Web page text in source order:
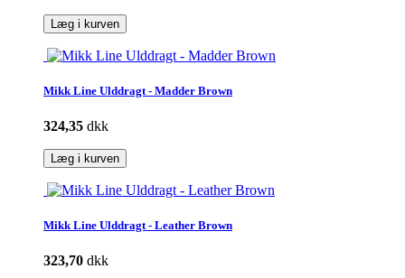
Læg i kurven
Mikk Line Ulddragt - Madder Brown
324,35 dkk
Læg i kurven
Mikk Line Ulddragt - Leather Brown
323,70 dkk